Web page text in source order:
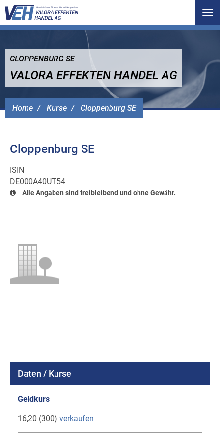
Home Kurse Cloppenburg SE
CLOPPENBURG SE
VALORA EFFEKTEN HANDEL AG
Cloppenburg SE
ISIN
DE000A40UT54
Alle Angaben sind freibleibend und ohne Gewähr.
Daten / Kurse
Geldkurs
16,20 (300) verkaufen